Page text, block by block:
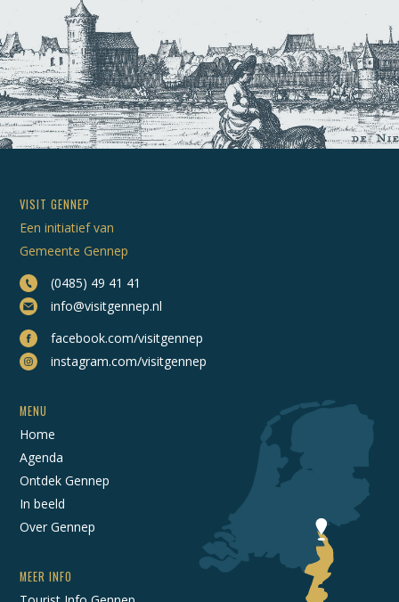
VISIT GENNEP
Een initiatief van
Gemeente Gennep
(0485) 49 41 41
info@visitgennep.nl
facebook.com/visitgennep
instagram.com/visitgennep
MENU
Home
Agenda
Ontdek Gennep
In beeld
Over Gennep
MEER INFO